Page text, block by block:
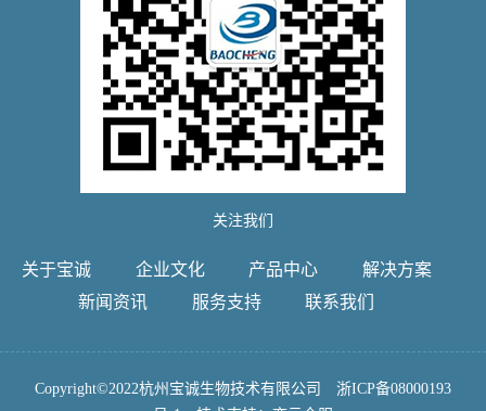
关注我们
关于宝诚 企业文化 产品中心
解决方案
新闻资讯
服务支持 联系我们
Copyright©2022杭州宝诚生物技术有限公司 浙ICP备08000193